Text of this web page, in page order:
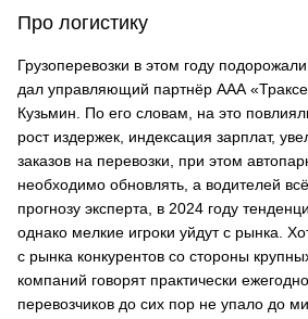
Про логистику
Грузоперевозки в этом году
дал управляющий партнёр ААА
Кузьмин. По его словам, на это
рост издержек, индексация зарплат,
заказов на перевозки, при этом
необходимо обновлять, а водителей
прогнозу эксперта, в 2024 году
однако мелкие игроки уйдут с рынка.
с рынка конкурентов со стороны
компаний говорят практически
перевозчиков до сих пор не упало до